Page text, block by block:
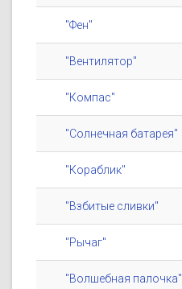
"Фен"
"Вентилятор"
"Компас"
"Солнечная батарея"
"Кораблик"
"Взбитые сливки"
"Рычаг"
"Волшебная палочка"